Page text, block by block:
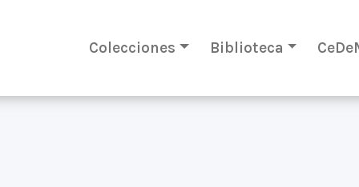
Colecciones Biblioteca